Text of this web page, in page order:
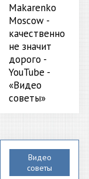
Makarenko
Moscow -
качественно
не значит
дорого -
YouTube -
«Видео
советы»
Видео
советы